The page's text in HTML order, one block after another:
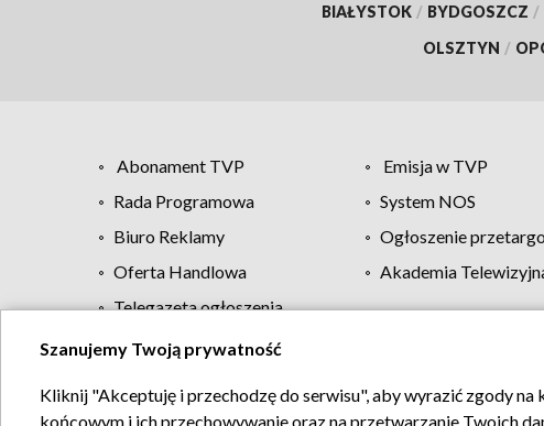
BIAŁYSTOK / BYDGOSZCZ /
OLSZTYN /
Abonament TVP Emisja w TVP
Rada Programowa
System NOS
Biuro Reklamy
Ogłoszenie
Oferta Handlowa
Akademia
Telegazeta ogłoszenia
Regulamin TVP
Szanujemy Twoją prywatność
Kliknij "Akceptuję i przechodzę do serwisu", aby wyrazić zgody
końcowym i ich przechowywanie oraz na przetwarzanie Twoich